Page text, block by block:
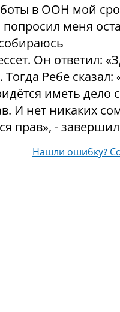
в ООН мой
меня
Он ответил:
Тогда Ребе
иметь
И нет никаких
прав», -
Нашли ошибку?